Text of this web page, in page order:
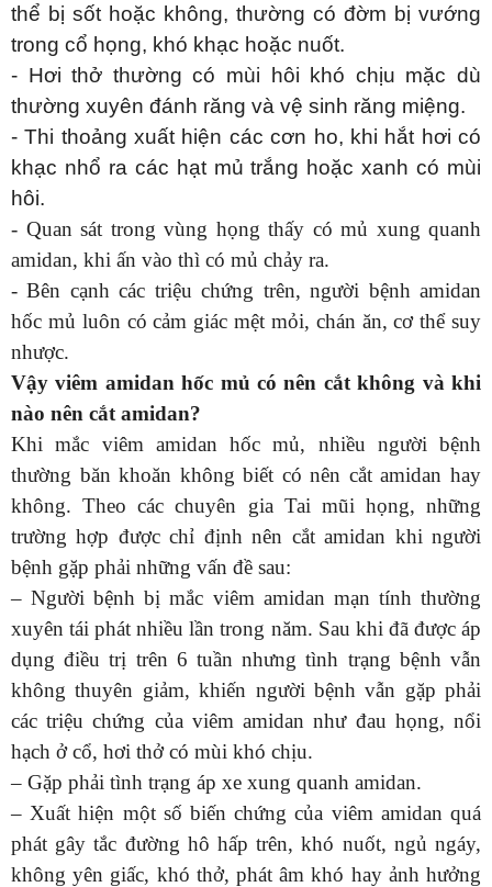
thể bị sốt hoặc không, thường có đờm bị vướng
trong cổ họng, khó khạc hoặc nuốt.
- Hơi thở thường có mùi hôi khó chịu mặc dù
thường xuyên đánh răng và vệ sinh răng miệng.
- Thi thoảng xuất hiện các cơn ho, khi hắt hơi có
khạc nhổ ra các hạt mủ trắng hoặc xanh có mùi
hôi.
- Quan sát trong vùng họng thấy có mủ xung quanh
amidan, khi ấn vào thì có mủ chảy ra.
- Bên cạnh các triệu chứng trên, người bệnh amidan
hốc mủ luôn có cảm giác mệt mỏi, chán ăn, cơ thể suy
nhược.
Vậy viêm amidan hốc mủ có nên cắt không và khi
nào nên cắt amidan?
Khi mắc viêm amidan hốc mủ, nhiều người bệnh
thường băn khoăn không biết có nên cắt amidan hay
không. Theo các chuyên gia Tai mũi họng, những
trường hợp được chỉ định nên cắt amidan khi người
bệnh gặp phải những vấn đề sau:
– Người bệnh bị mắc viêm amidan mạn tính thường
xuyên tái phát nhiều lần trong năm. Sau khi đã được áp
dụng điều trị trên 6 tuần nhưng tình trạng bệnh vẫn
không thuyên giảm, khiến người bệnh vẫn gặp phải
các triệu chứng của viêm amidan như đau họng, nổi
hạch ở cổ, hơi thở có mùi khó chịu.
– Gặp phải tình trạng áp xe xung quanh amidan.
– Xuất hiện một số biến chứng của viêm amidan quá
phát gây tắc đường hô hấp trên, khó nuốt, ngủ ngáy,
không yên giấc, khó thở, phát âm khó hay ảnh hưởng